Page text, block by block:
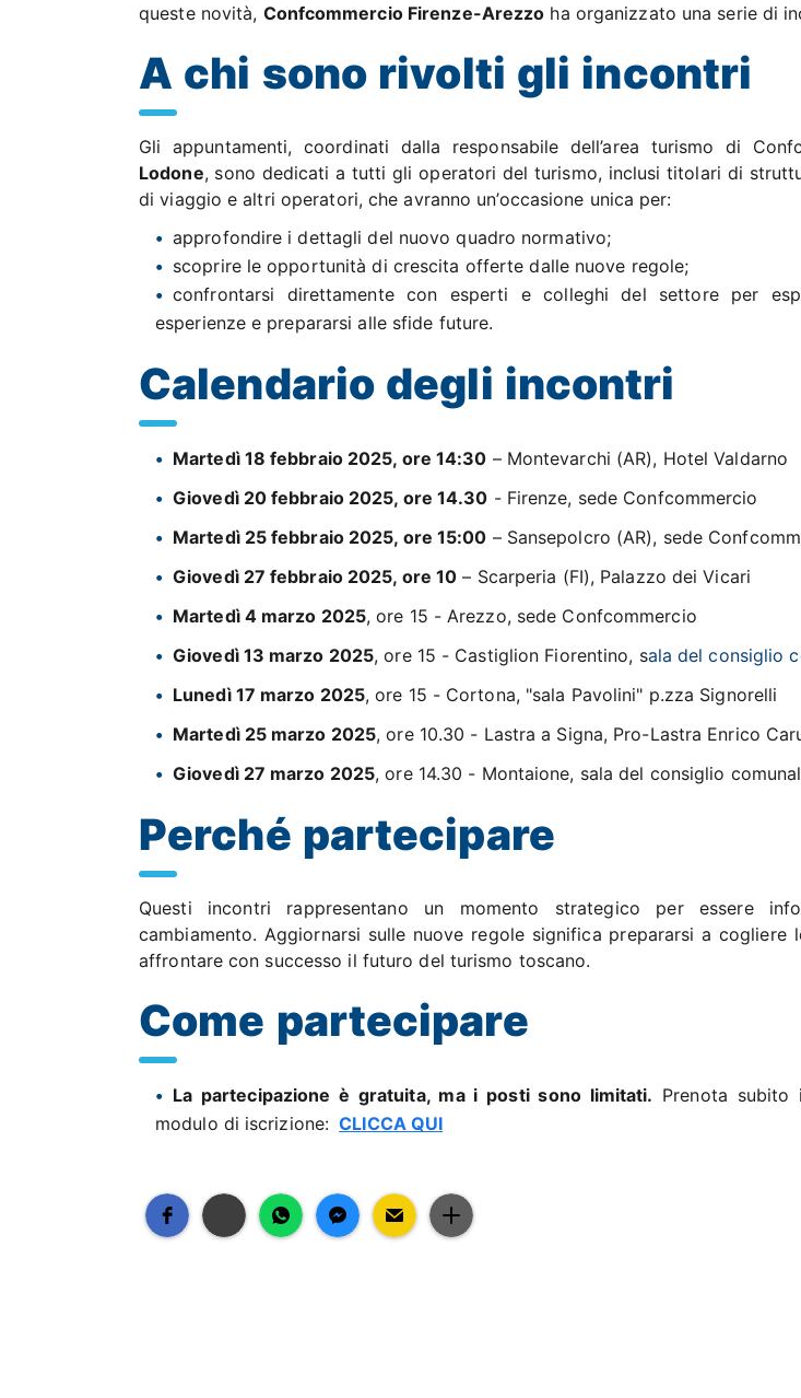
queste novità, Confcommercio Firenze-Arezzo ha organizzato una serie di
A chi sono rivolti gli incontri
Gli appuntamenti, coordinati dalla responsabile dell’area turismo di
Lodone, sono dedicati a tutti gli operatori del turismo, inclusi titolari di
di viaggio e altri operatori, che avranno un’occasione unica per:
approfondire i dettagli del nuovo quadro normativo;
scoprire le opportunità di crescita offerte dalle nuove regole;
confrontarsi direttamente con esperti e colleghi del settore per
esperienze e prepararsi alle sfide future.
Calendario degli incontri
Martedì 18 febbraio 2025, ore 14:30 – Montevarchi (AR), Hotel Valdarno
Giovedì 20 febbraio 2025, ore 14.30 - Firenze, sede Confcommercio
Martedì 25 febbraio 2025, ore 15:00 – Sansepolcro (AR), sede
Giovedì 27 febbraio 2025, ore 10 – Scarperia (FI), Palazzo dei Vicari
Martedì 4 marzo 2025, ore 15 - Arezzo, sede Confcommercio
Giovedì 13 marzo 2025, ore 15 - Castiglion Fiorentino, sala del consiglio
Lunedì 17 marzo 2025, ore 15 - Cortona, "sala Pavolini" p.zza Signorelli
Martedì 25 marzo 2025, ore 10.30 - Lastra a Signa, Pro-Lastra Enrico
Giovedì 27 marzo 2025, ore 14.30 - Montaione, sala del consiglio
Perché partecipare
Questi incontri rappresentano un momento strategico per essere
cambiamento. Aggiornarsi sulle nuove regole significa prepararsi a
affrontare con successo il futuro del turismo toscano.
Come partecipare
La partecipazione è gratuita, ma i posti sono limitati. Prenota
modulo di iscrizione: CLICCA QUI